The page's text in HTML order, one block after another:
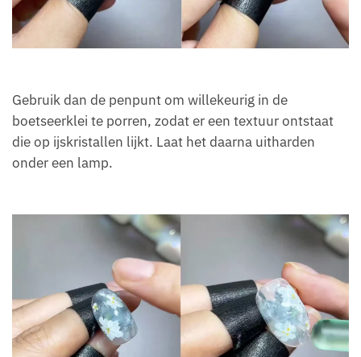
Gebruik dan de penpunt om willekeurig in de
boetseerklei te porren, zodat er een textuur ontstaat
die op ijskristallen lijkt. Laat het daarna uitharden
onder een lamp.